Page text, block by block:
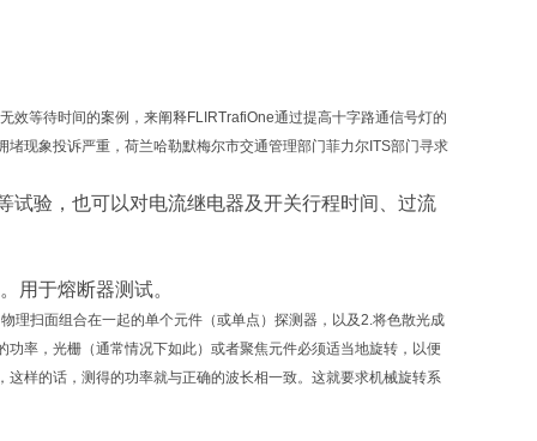
等待时间的案例，来阐释FLIRTrafiOne通过提高十字路通信号灯的
现象投诉严重，荷兰哈勒默梅尔市交通管理部门菲力尔ITS部门寻求
试验 ， 也可以对电流继电器及开关行程时间、过流
用于熔断器测试。
理扫面组合在一起的单个元件（或单点）探测器，以及2.将色散光成
率，光栅（通常情况下如此）或者聚焦元件必须适当地旋转，以便
样的话，测得的功率就与正确的波长相一致。这就要求机械旋转系